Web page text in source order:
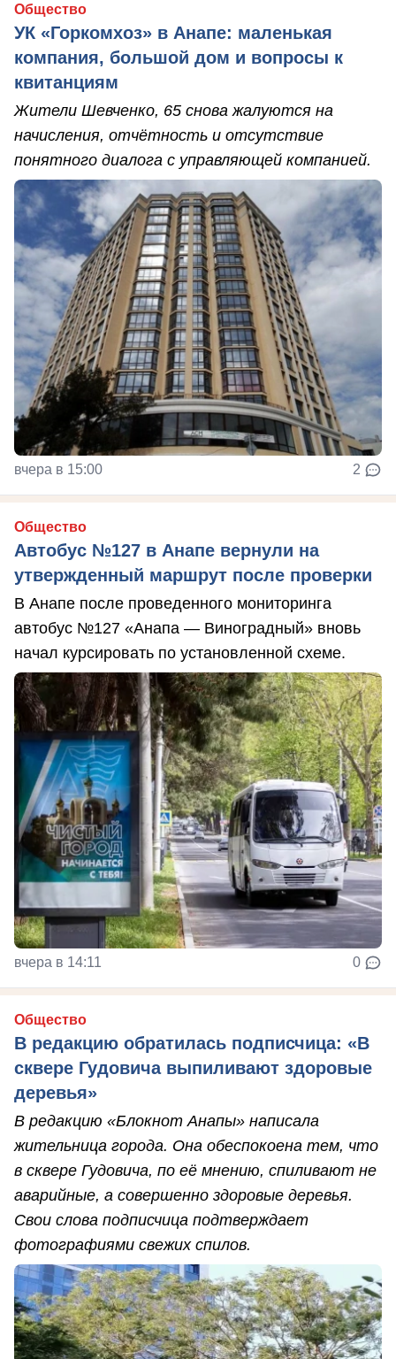
Общество
УК «Горкомхоз» в Анапе: маленькая
компания, большой дом и вопросы к
квитанциям
Жители Шевченко, 65 снова жалуются на
начисления, отчётность и отсутствие
понятного диалога с управляющей компанией.
вчера в 15:00 2
Общество
Автобус №127 в Анапе вернули на
утвержденный маршрут после проверки
В Анапе после проведенного мониторинга
автобус №127 «Анапа — Виноградный» вновь
начал курсировать по установленной схеме.
вчера в 14:11 0
Общество
В редакцию обратилась подписчица: «В
сквере Гудовича выпиливают здоровые
деревья»
В редакцию «Блокнот Анапы» написала
жительница города. Она обеспокоена тем, что
в сквере Гудовича, по её мнению, спиливают не
аварийные, а совершенно здоровые деревья.
Свои слова подписчица подтверждает
фотографиями свежих спилов.